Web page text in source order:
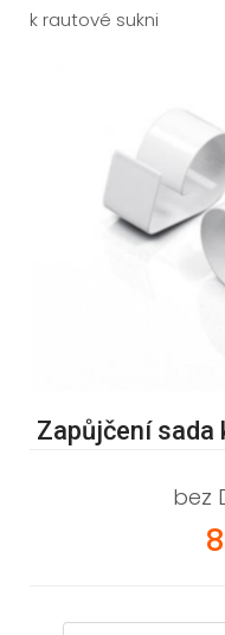
k rautové sukni
Zapůjčení sada
bez